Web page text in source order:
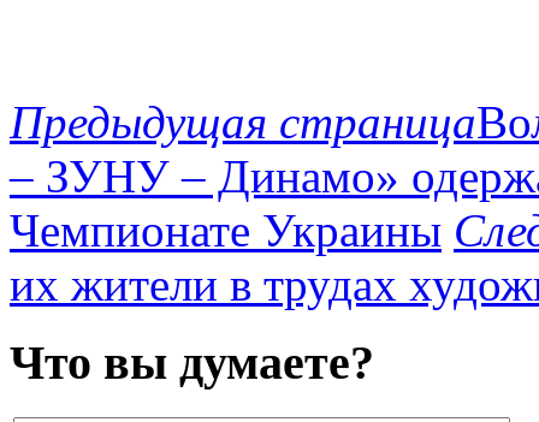
Предыдущая страница
– ЗУНУ – Динамо»
Чемпионате Украины
их жители в трудах
Что вы думаете?